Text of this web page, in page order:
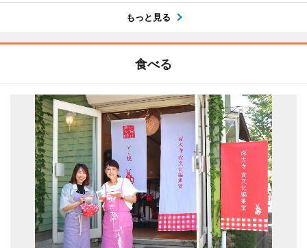
もっと見る
食べる